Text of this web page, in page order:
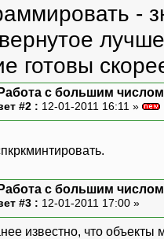
-
готовы
с большим
#2 : 12-01-2011 16:11 »
с большим
#3 : 12-01-2011 17:00 »
известно, что объекты